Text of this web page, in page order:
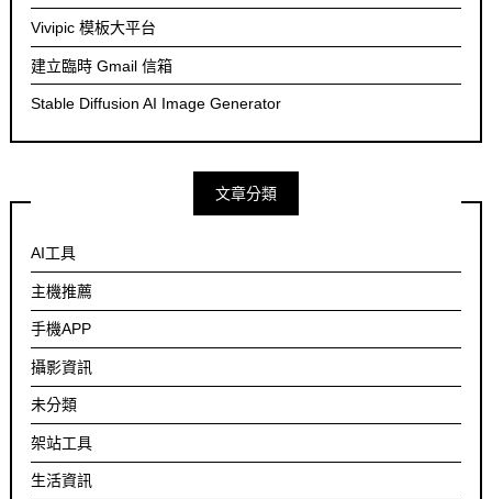
Vivipic 模板大平台
建立臨時 Gmail 信箱
Stable Diffusion AI Image Generator
文章分類
AI工具
主機推薦
手機APP
攝影資訊
未分類
架站工具
生活資訊